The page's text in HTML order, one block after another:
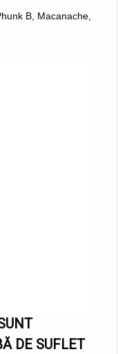
B Macanache
DE SUFLET